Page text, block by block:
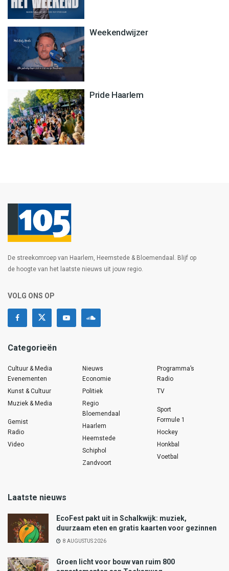
Weekendwijzer
Pride Haarlem
De streekomroep van Haarlem, Heemstede & Bloemendaal. Blijf op
de hoogte van het laatste nieuws uit jouw regio.
VOLG ONS OP
Categorieën
Cultuur & Media
Evenementen
Kunst & Cultuur
Muziek & Media
Gemist
Radio
Video
Nieuws
Economie
Politiek
Regio
Bloemendaal
Haarlem
Heemstede
Schiphol
Zandvoort
Programma’s
Radio
TV
Sport
Formule 1
Hockey
Honkbal
Voetbal
Laatste nieuws
EcoFest pakt uit in Schalkwijk: muziek,
duurzaam eten en gratis kaarten voor gezinnen
8 AUGUSTUS 2026
Groen licht voor bouw van ruim 800